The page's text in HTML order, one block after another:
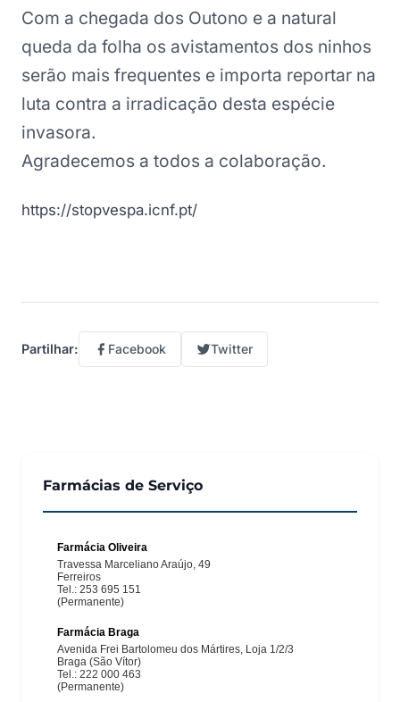
Com a chegada dos Outono e a natural
queda da folha os avistamentos dos ninhos
serão mais frequentes e importa reportar na
luta contra a irradicação desta espécie
invasora.
Agradecemos a todos a colaboração.
https://stopvespa.icnf.pt/
Partilhar: Facebook Twitter
Farmácias de Serviço